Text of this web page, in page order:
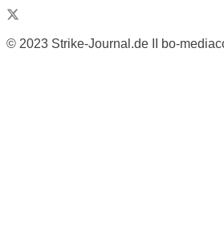
© 2023 Strike-Journal.de II bo-